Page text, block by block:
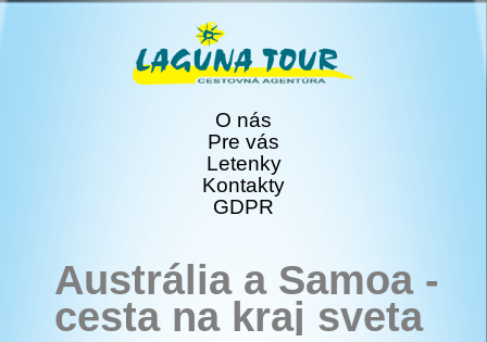
O nás
Pre vás
Letenky
Kontakty
GDPR
Austrália a Samoa -
cesta na kraj sveta